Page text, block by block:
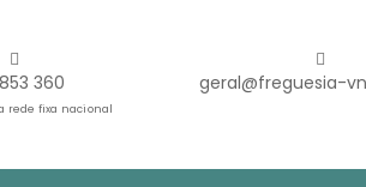
360
rede fixa nacional
geral@freguesia-